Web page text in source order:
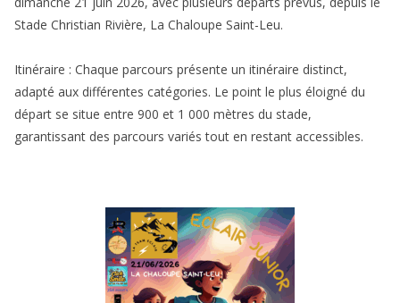
Stade Christian Rivière, La Chaloupe Saint-Leu.
Itinéraire : Chaque parcours présente un itinéraire distinct,
adapté aux différentes catégories. Le point le plus éloigné du
départ se situe entre 900 et 1 000 mètres du stade,
garantissant des parcours variés tout en restant accessibles.